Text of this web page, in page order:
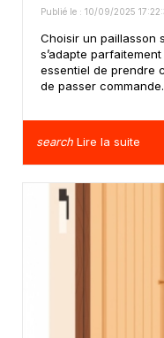
Publié le : 10/09/2025
Choisir un paillasson
s’adapte
essentiel de prendre
de passer commande.
search Lire la suite